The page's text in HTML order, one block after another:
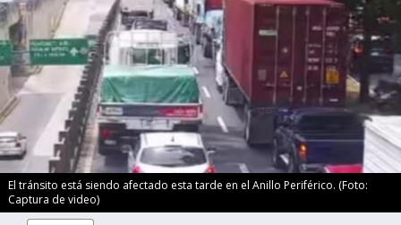
El tránsito está siendo afectado esta tarde en el Anillo Periférico. (Foto:
Captura de video)